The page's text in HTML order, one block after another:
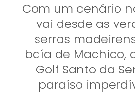
Com um cenário
vai desde as
serras
baía de Machico,
Golf Santo da
paraíso